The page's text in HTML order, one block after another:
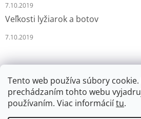
Tento web používa súbory cookie.
prechádzaním tohto webu
používaním. Viac informáciítu.
7.10.2019
Veľkosti lyžiarok a botov
7.10.2019